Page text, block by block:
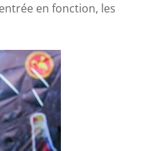
en fonction, les